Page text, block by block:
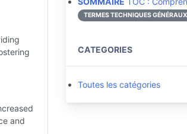
and
TERMES TECHNIQUES GÉNÉRAUX
CATEGORIES
Toutes les catégories